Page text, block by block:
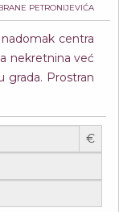
PETRONIJEVIĆA
centra
nekretnina već
grada. Prostran
€